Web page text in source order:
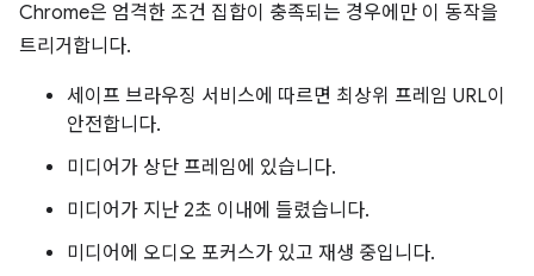
Chrome은 엄격한 조건 집합이 충족되는 경우에만 이 동작을
트리거합니다.
세이프 브라우징 서비스에 따르면 최상위 프레임 URL이
안전합니다.
미디어가 상단 프레임에 있습니다.
미디어가 지난 2초 이내에 들렸습니다.
미디어에 오디오 포커스가 있고 재생 중입니다.